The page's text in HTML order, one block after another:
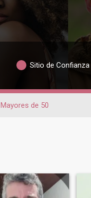
Sitio de
Mayores de 50